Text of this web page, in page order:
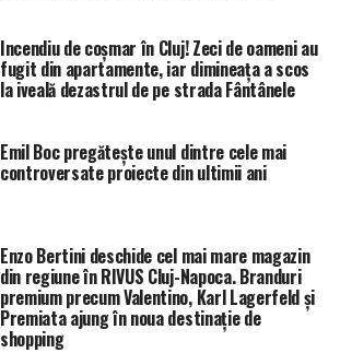
Incendiu de coșmar în Cluj! Zeci de oameni au
fugit din apartamente, iar dimineața a scos
la iveală dezastrul de pe strada Fântânele
Emil Boc pregătește unul dintre cele mai
controversate proiecte din ultimii ani
Enzo Bertini deschide cel mai mare magazin
din regiune în RIVUS Cluj-Napoca. Branduri
premium precum Valentino, Karl Lagerfeld și
Premiata ajung în noua destinație de
shopping